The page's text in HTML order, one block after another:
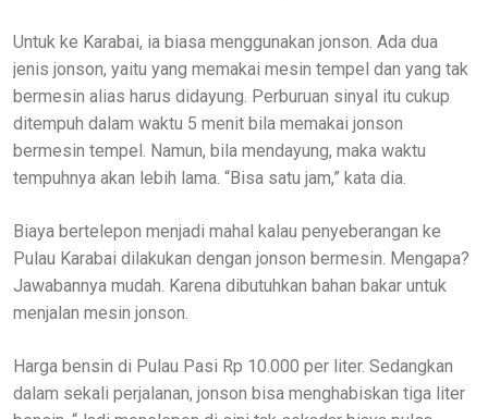
Untuk ke Karabai, ia biasa menggunakan jonson. Ada dua
jenis jonson, yaitu yang memakai mesin tempel dan yang tak
bermesin alias harus didayung. Perburuan sinyal itu cukup
ditempuh dalam waktu 5 menit bila memakai jonson
bermesin tempel. Namun, bila mendayung, maka waktu
tempuhnya akan lebih lama. “Bisa satu jam,” kata dia.
Biaya bertelepon menjadi mahal kalau penyeberangan ke
Pulau Karabai dilakukan dengan jonson bermesin. Mengapa?
Jawabannya mudah. Karena dibutuhkan bahan bakar untuk
menjalan mesin jonson.
Harga bensin di Pulau Pasi Rp 10.000 per liter. Sedangkan
dalam sekali perjalanan, jonson bisa menghabiskan tiga liter